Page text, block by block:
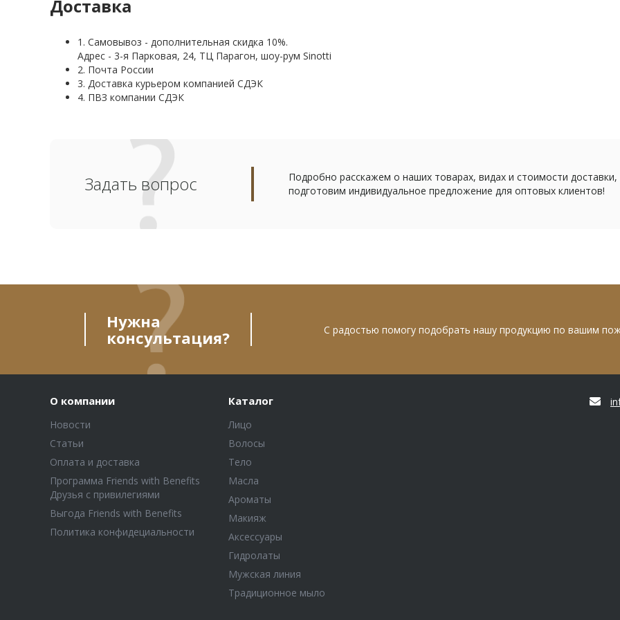
Доставка
1. Самовывоз - дополнительная скидка 10%.
Адрес - 3-я Парковая, 24, ТЦ Парагон, шоу-рум Sinotti
2. Почта России
3. Доставка курьером компанией СДЭК
4. ПВЗ компании СДЭК
Задать вопрос
Подробно расскажем о наших товарах, видах и стоимости доставки,
подготовим индивидуальное предложение для оптовых клиентов!
Нужна
консультация?
С радостью помогу подобрать нашу продукцию по вашим
О компании
Новости
Статьи
Оплата и доставка
Программа Friends with Benefits
Друзья с привилегиями
Выгода Friends with Benefits
Политика конфидециальности
Каталог
Лицо
Волосы
Тело
Масла
Ароматы
Макияж
Аксессуары
Гидролаты
Мужская линия
Традиционное мыло